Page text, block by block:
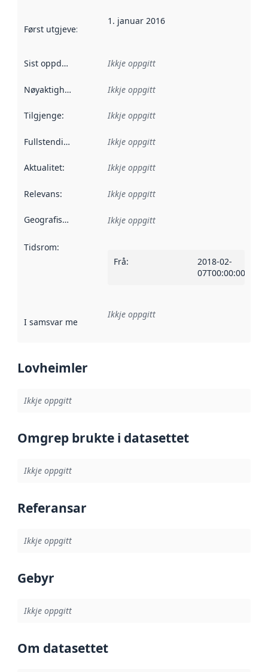
Først utgjeve: Denne datoen seier når dataa i dette
1. januar 2016
Sist oppdatert Ikkje oppgitt
Nøyaktigheit Ikkje oppgitt
Tilgjenge: Ikkje oppgitt
Fullstendigheit Ikkje oppgitt
Aktualitet: Ikkje oppgitt
Relevans: Ikkje oppgitt
Geografisk område Ikkje oppgitt
Tidsrom:
Frå:
2018-02-
07T00:00:00Z
I samsvar med Referanse til ei implementeringsregel eller
Ikkje oppgitt
Lovheimler
Ikkje oppgitt
Omgrep brukte i datasettet
Ikkje oppgitt
Referansar
Ikkje oppgitt
Gebyr
Ikkje oppgitt
Om datasettet